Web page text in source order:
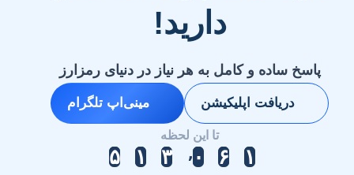
دارید!
پاسخ ساده و کامل به هر نیاز در دنیای رمزارز
دریافت اپلیکیشن مینی‌اپ تلگرام
تا این لحظه
۵
۵
۵ ۱
۱
۱ ۳
۳
۳ ٬۰
۰
۰ ۶
۶
۶ ۱
۱
۱